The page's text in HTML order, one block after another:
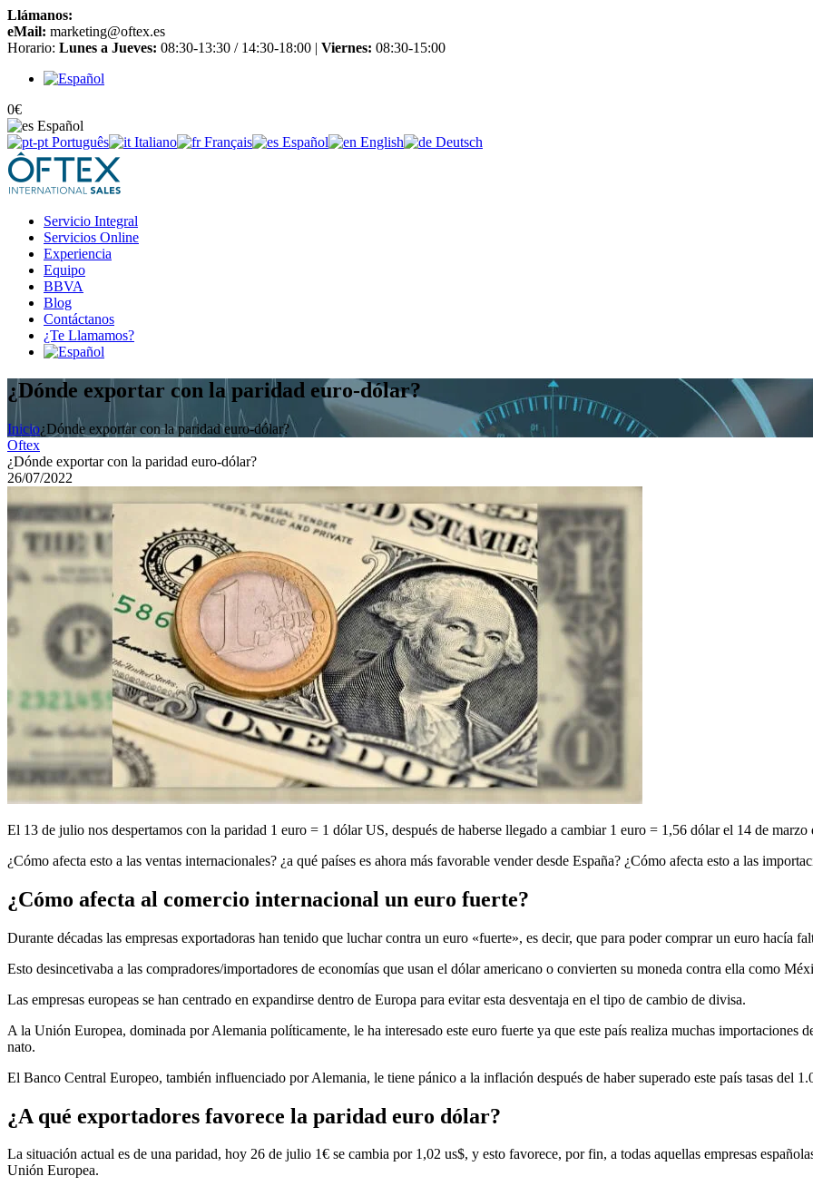
Llámanos:
eMail: marketing@oftex.es
Horario: Lunes a Jueves: 08:30-13:30 / 14:30-18:00 | Viernes: 08:30-15:00
0€
Español
Português
Italiano Français Español English Deutsch
Servicio Integral
Servicios Online
Experiencia
Equipo
BBVA
Blog
Contáctanos
¿Te Llamamos?
¿Dónde exportar con la paridad euro-dólar?
Inicio¿Dónde exportar con la paridad euro-dólar?
Oftex
¿Dónde exportar con la paridad euro-dólar?
26/07/2022
El 13 de julio nos despertamos con la paridad 1 euro = 1 dólar US, después de haberse llegado a cambiar 1 euro = 1,56 dólar el 14 de marzo
¿Cómo afecta esto a las ventas internacionales? ¿a qué países es ahora más favorable vender desde España? ¿Cómo afecta esto a las
¿Cómo afecta al comercio internacional un euro fuerte?
Durante décadas las empresas exportadoras han tenido que luchar contra un euro «fuerte», es decir, que para poder comprar un euro hacía
Esto desincetivaba a las compradores/importadores de economías que usan el dólar americano o convierten su moneda contra ella como
Las empresas europeas se han centrado en expandirse dentro de Europa para evitar esta desventaja en el tipo de cambio de divisa.
A la Unión Europea, dominada por Alemania políticamente, le ha interesado este euro fuerte ya que este país realiza muchas importaciones
nato.
El Banco Central Europeo, también influenciado por Alemania, le tiene pánico a la inflación después de haber superado este país tasas del
¿A qué exportadores favorece la paridad euro dólar?
La situación actual es de una paridad, hoy 26 de julio 1€ se cambia por 1,02 us$, y esto favorece, por fin, a todas aquellas empresas
Unión Europea.